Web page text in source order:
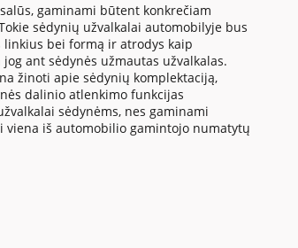
gaminami būtent konkrečiam
sėdynių užvalkalai automobilyje bus
linkius bei formą ir atrodys kaip
ant sėdynės užmautas užvalkalas.
žinoti apie sėdynių komplektaciją,
dalinio atlenkimo funkcijas
sėdynėms, nes gaminami
iš automobilio gamintojo numatytų